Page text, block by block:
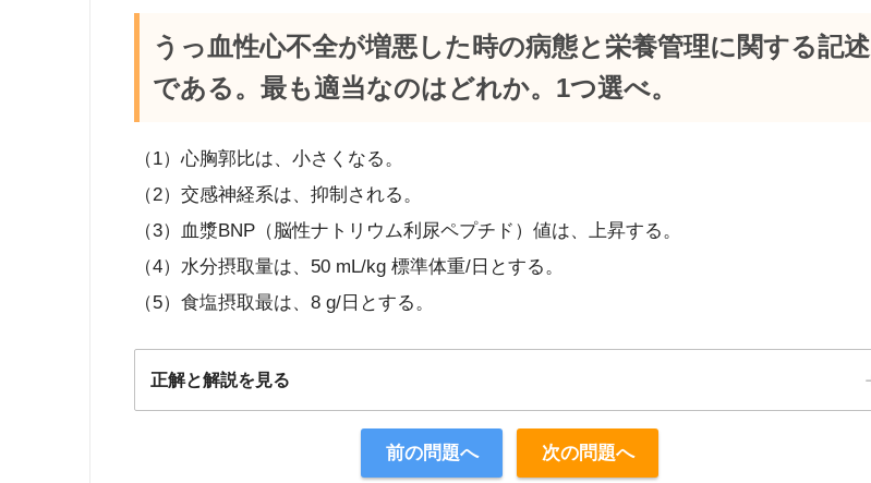
うっ血性心不全が増悪した時の病態と栄養管理に関する記述
である。最も適当なのはどれか。1つ選べ。
（1）心胸郭比は、小さくなる。
（2）交感神経系は、抑制される。
（3）血漿BNP（脳性ナトリウム利尿ペプチド）値は、上昇する。
（4）水分摂取量は、50 mL/kg 標準体重/日とする。
（5）食塩摂取最は、8 g/日とする。
正解と解説を見る
前の問題へ 次の問題へ